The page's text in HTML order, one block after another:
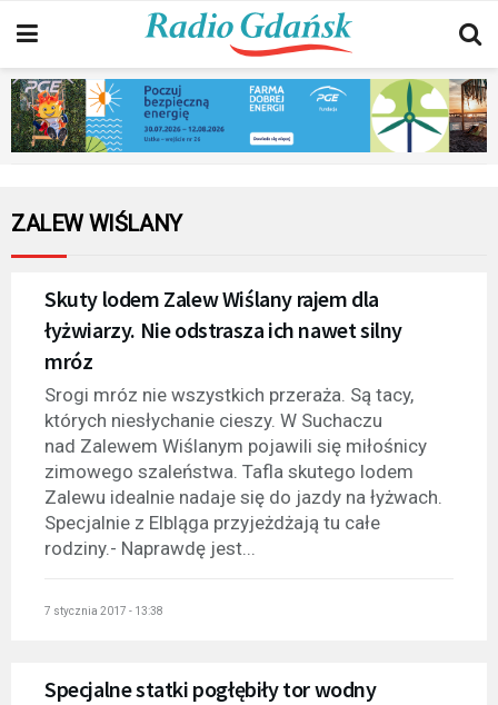
ZALEW WIŚLANY
Skuty lodem Zalew Wiślany rajem dla
łyżwiarzy. Nie odstrasza ich nawet silny
mróz
Srogi mróz nie wszystkich przeraża. Są tacy,
których niesłychanie cieszy. W Suchaczu
nad Zalewem Wiślanym pojawili się miłośnicy
zimowego szaleństwa. Tafla skutego lodem
Zalewu idealnie nadaje się do jazdy na łyżwach.
Specjalnie z Elbląga przyjeżdżają tu całe
rodziny.- Naprawdę jest...
7 stycznia 2017 - 13:38
Specjalne statki pogłębiły tor wodny